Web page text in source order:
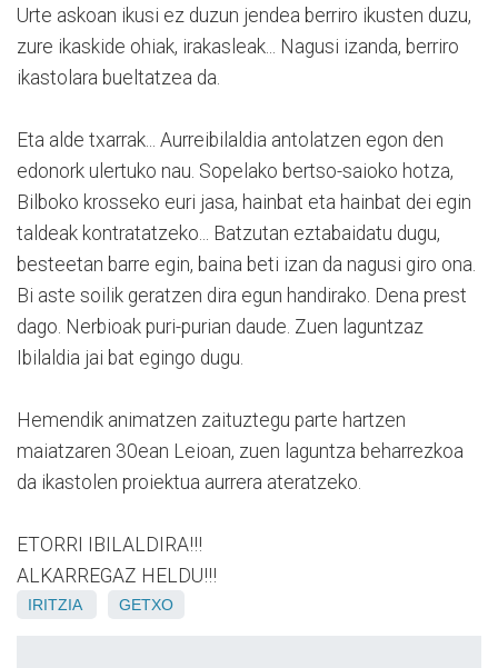
Urte askoan ikusi ez duzun jendea berriro ikusten duzu,
zure ikaskide ohiak, irakasleak... Nagusi izanda, berriro
ikastolara bueltatzea da.
Eta alde txarrak... Aurreibilaldia antolatzen egon den
edonork ulertuko nau. Sopelako bertso-saioko hotza,
Bilboko krosseko euri jasa, hainbat eta hainbat dei egin
taldeak kontratatzeko... Batzutan eztabaidatu dugu,
besteetan barre egin, baina beti izan da nagusi giro ona.
Bi aste soilik geratzen dira egun handirako. Dena prest
dago. Nerbioak puri-purian daude. Zuen laguntzaz
Ibilaldia jai bat egingo dugu.
Hemendik animatzen zaituztegu parte hartzen
maiatzaren 30ean Leioan, zuen laguntza beharrezkoa
da ikastolen proiektua aurrera ateratzeko.
ETORRI IBILALDIRA!!!
ALKARREGAZ HELDU!!!
IRITZIA GETXO